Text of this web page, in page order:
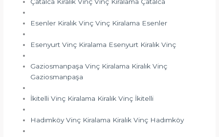
Çatalca Kiralık Vinç Vinç Kiralama Çatalca
Esenler Kiralık Vinç Vinç Kiralama Esenler
Esenyurt Vinç Kiralama Esenyurt Kiralık Vinç
Gaziosmanpaşa Vinç Kiralama Kiralık Vinç
Gaziosmanpaşa
İkitelli Vinç Kiralama Kiralık Vinç İkitelli
Hadımköy Vinç Kiralama Kiralık Vinç Hadımköy